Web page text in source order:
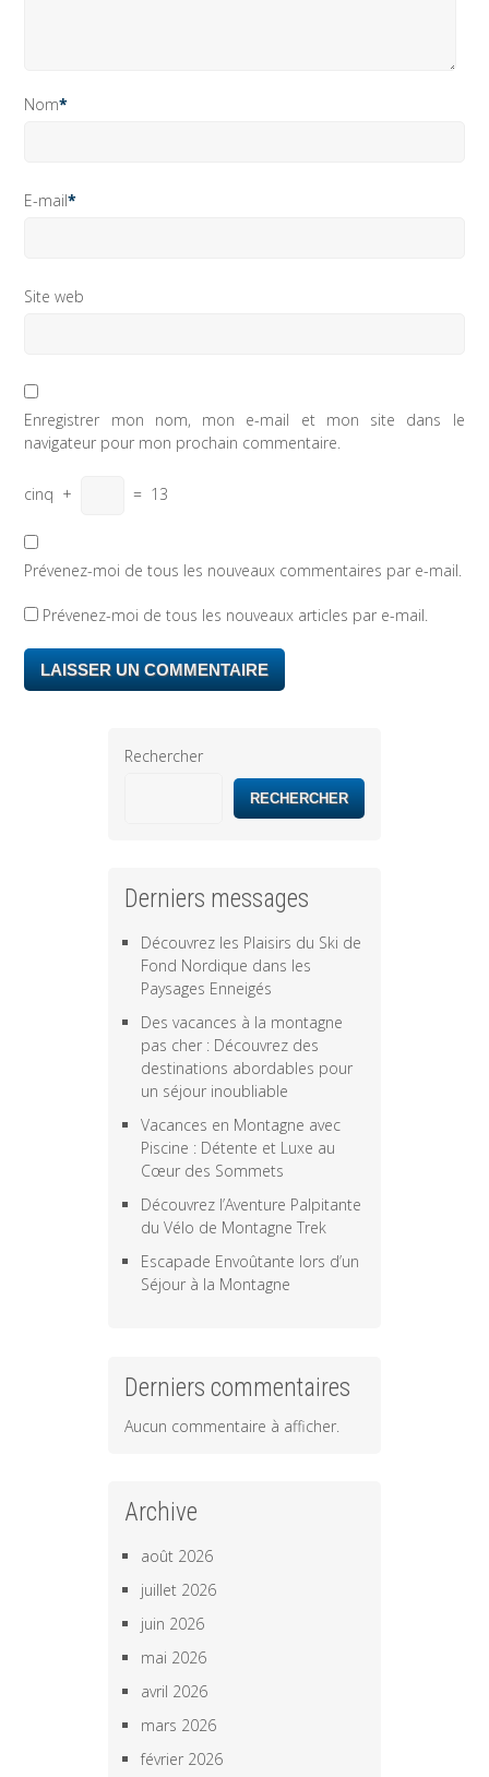
Nom*
E-mail*
Site web
Enregistrer mon nom, mon e-mail et mon site dans le
navigateur pour mon prochain commentaire.
cinq + = 13
Prévenez-moi de tous les nouveaux commentaires par e-mail.
Prévenez-moi de tous les nouveaux articles par e-mail.
Rechercher
RECHERCHER
Derniers messages
Découvrez les Plaisirs du Ski de
Fond Nordique dans les
Paysages Enneigés
Des vacances à la montagne
pas cher : Découvrez des
destinations abordables pour
un séjour inoubliable
Vacances en Montagne avec
Piscine : Détente et Luxe au
Cœur des Sommets
Découvrez l’Aventure Palpitante
du Vélo de Montagne Trek
Escapade Envoûtante lors d’un
Séjour à la Montagne
Derniers commentaires
Aucun commentaire à afficher.
Archive
août 2026
juillet 2026
juin 2026
mai 2026
avril 2026
mars 2026
février 2026